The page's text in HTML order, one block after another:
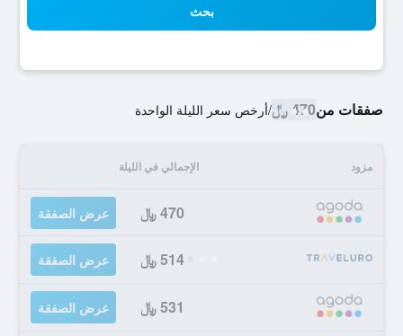
بحث
صفقات من470 ﷼ /أرخص سعر الليلة الواحدة
مزود الإجمالي في الليلة
470 ﷼ عرض الصفقة
514 ﷼ عرض الصفقة
531 ﷼ عرض الصفقة